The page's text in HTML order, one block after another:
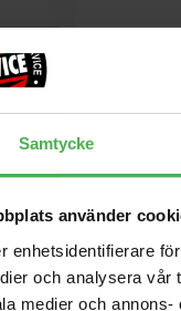
Samtycke
använder
enhetsidentifierare
och analysera vår
medier och
Asha
Dam, hindo,